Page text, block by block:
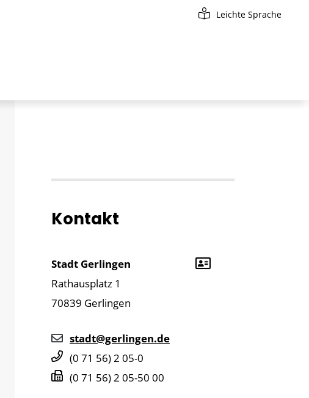
Leichte Sprache
Kontakt
Stadt Gerlingen
Rathausplatz 1
70839 Gerlingen
stadt@gerlingen.de
(0 71 56) 2 05-0
(0 71 56) 2 05-50 00